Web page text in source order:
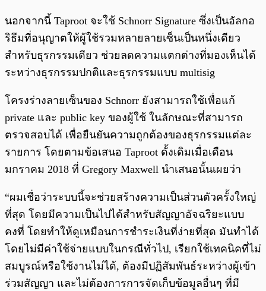
นอกจากนี้ Taproot จะใช้ Schnorr Signature ซึ่งเป็นอัลกอ
ริธึมที่อนุญาตให้ผู้ใช้รวมหลายลายเซ็นเป็นหนึ่งเดียว
สำหรับธุรกรรมเดียว ช่วยลดความแตกต่างที่มองเห็นได้
ระหว่างธุรกรรมปกติและธุรกรรมแบบ multisig
โครงร่างลายเซ็นของ Schnorr ยังสามารถใช้เพื่อแก้
private และ public key ของผู้ใช้ ในลักษณะที่สามารถ
ตรวจสอบได้ เพื่อยืนยันความถูกต้องของธุรกรรมแต่ละ
รายการ โดยตามข้อเสนอ Taproot ดั้งเดิมเมื่อเดือน
มกราคม 2018 ที่ Gregory Maxwell นำเสนอนั้นเผยว่า
“ผมเชื่อว่าระบบนี้จะช่วยสร้างความเป็นส่วนตัวครั้งใหญ่
ที่สุด โดยมีความเป็นไปได้สำหรับสัญญาอัจฉริยะแบบ
คงที่ โดยทำให้ดูเหมือนการชำระเงินที่ง่ายที่สุด มันทำได้
โดยไม่มีค่าใช้จ่ายแบบในกรณีทั่วไป, เรียกใช้เทคนิคที่ไม่
สมบูรณ์หรือใช้งานไม่ได้, ต้องมีปฏิสัมพันธ์ระหว่างผู้เข้า
ร่วมสัญญา และไม่ต้องการการจัดเก็บข้อมูลอื่นๆ ที่มี